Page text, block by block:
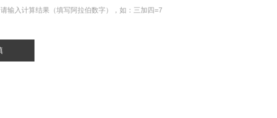
请输入计算结果（填写阿拉伯数字），如：三加四=7